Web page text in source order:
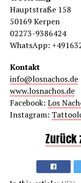
Hauptstraße 158
50169 Kerpen
02273-9386424
WhatsApp:
Kontakt
info@losnachos.de
www.losnachos.de
Facebook: Los
Instagram:
Zurück